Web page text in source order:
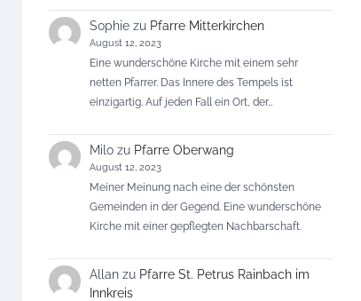
Sophie zu Pfarre Mitterkirchen
August 12, 2023
Eine wunderschöne Kirche mit einem sehr
netten Pfarrer. Das Innere des Tempels ist
einzigartig. Auf jeden Fall ein Ort, der…
Milo zu Pfarre Oberwang
August 12, 2023
Meiner Meinung nach eine der schönsten
Gemeinden in der Gegend. Eine wunderschöne
Kirche mit einer gepflegten Nachbarschaft.
Allan zu Pfarre St. Petrus Rainbach im
Innkreis